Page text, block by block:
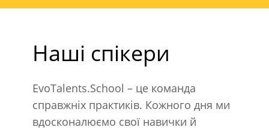
Наші спікери
EvoTalents.School – це команда
справжніх практиків. Кожного дня ми
вдосконалюємо свої навички й